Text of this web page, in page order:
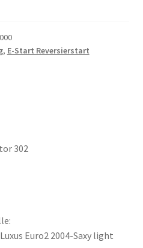
, E-Start Reversierstart
302
Euro2 2004-Saxy light